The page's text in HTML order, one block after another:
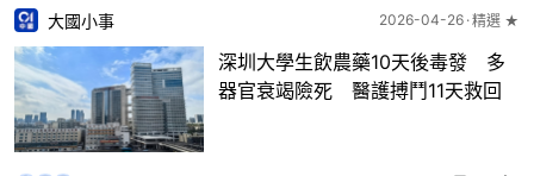
大國小事 2026-04-26 精選 ★
深圳大學生飲農藥10天後毒發 多
器官衰竭險死 醫護搏鬥11天救回